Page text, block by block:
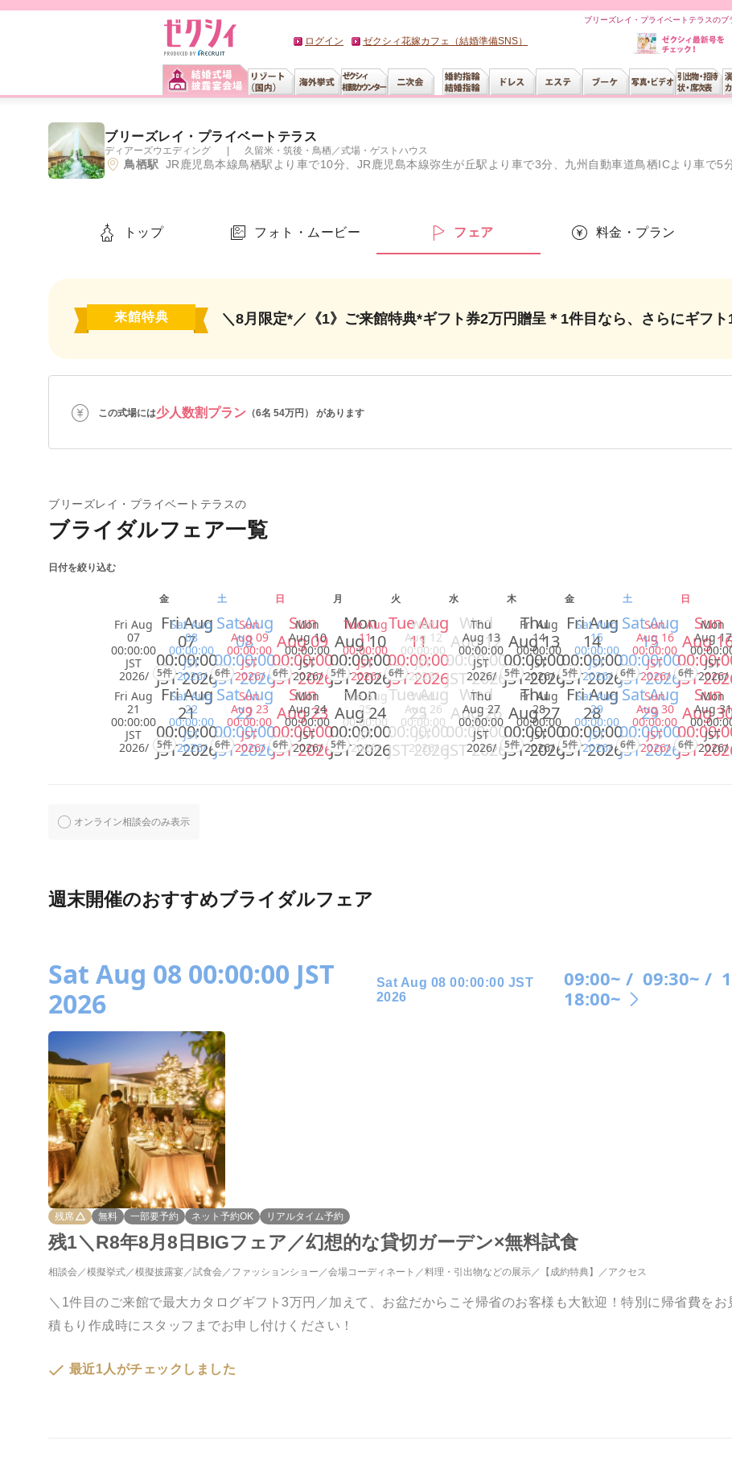
ブリーズレイ・プライベートテラスのブ
ログイン ゼクシィ花嫁カフェ（結婚準備SNS）
ブリーズレイ・プライベートテラス
ディアーズウエディング 久留米・筑後・鳥栖 ／式場・ゲストハウス
鳥栖駅 JR鹿児島本線鳥栖駅より車で10分、JR鹿児島本線弥生が丘駅より車で3分、九州自動車道鳥栖ICより車で5
トップ フォト・ムービー フェア 料金・プラン
来館特典
この式場には少人数割プラン （6名 54万円） があります
ブリーズレイ・プライベートテラスの
ブライダルフェア一覧
日付を絞り込む
金 土 日 月 火 水 木 金 土 日
Fri Aug
07
00:00:00
JST
2026/
Fri Aug
07
00:00:00
JST 2026
5件
Sat Aug
08
00:00:00
JST
2026/
Sat Aug
08
00:00:00
JST 2026
6件
Sun
Aug 09
00:00:00
JST
2026/
Sun
Aug 09
00:00:00
JST 2026
6件
Mon
Aug 10
00:00:00
JST
2026/
Mon
Aug 10
00:00:00
JST 2026
5件
Tue Aug
11
00:00:00
JST
2026/
Tue Aug
11
00:00:00
JST 2026
6件
Wed
Aug 12
00:00:00
JST
2026/
Wed
Aug 12
00:00:00
JST 2026
Thu
Aug 13
00:00:00
JST
2026/
Thu
Aug 13
00:00:00
JST 2026
5件
Fri Aug
14
00:00:00
JST
2026/
Fri Aug
14
00:00:00
JST 2026
5件
Sat Aug
15
00:00:00
JST
2026/
Sat Aug
15
00:00:00
JST 2026
6件
Sun
Aug 16
00:00:00
JST
2026/
Sun
Aug
JST
6件
Mon
Aug 17
JST
2026/
Fri Aug
21
00:00:00
JST
2026/
Fri Aug
21
00:00:00
JST 2026
5件
Sat Aug
22
00:00:00
JST
2026/
Sat Aug
22
00:00:00
JST 2026
6件
Sun
Aug 23
00:00:00
JST
2026/
Sun
Aug 23
00:00:00
JST 2026
6件
Mon
Aug 24
00:00:00
JST
2026/
Mon
Aug 24
00:00:00
JST 2026
5件
Tue Aug
25
00:00:00
JST
2026/
Tue Aug
25
00:00:00
JST 2026
Wed
Aug 26
00:00:00
JST
2026/
Wed
Aug 26
00:00:00
JST 2026
Thu
Aug 27
00:00:00
JST
2026/
Thu
Aug 27
00:00:00
JST 2026
5件
Fri Aug
28
00:00:00
JST
2026/
Fri Aug
28
00:00:00
JST 2026
5件
Sat Aug
29
00:00:00
JST
2026/
Sat Aug
29
00:00:00
JST 2026
6件
Sun
Aug 30
00:00:00
JST
2026/
Sun
Aug
JST
6件
Mon
Aug 31
JST
2026/
オンライン相談会のみ表示
週末開催のおすすめブライダルフェア
Sat Aug 08 00:00:00 JST
2026
Sat Aug 08 00:00:00 JST
2026
09:00~ / 09:30~ /
18:00~
残席 無料 一部要予約 ネット予約OK リアルタイム予約
残1＼R8年8月8日BIGフェア／幻想的な貸切ガーデン×無料試食
相談会 模擬挙式 模擬披露宴 試食会 ファッションショー 会場コーディネート 料理・引出物などの展示 【成約特典】 アクセス
＼1件目のご来館で最大カタログギフト3万円／加えて、お盆だからこそ帰省のお客様も大歓迎！特別に帰省費を
積もり作成時にスタッフまでお申し付けください！
最近1人がチェックしました